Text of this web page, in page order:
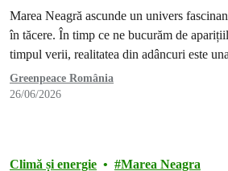
Marea Neagră ascunde un univers
în tăcere. În timp ce ne bucurăm de
timpul verii, realitatea din adâncuri este
Greenpeace România
26/06/2026
Climă și energie Marea Neagra